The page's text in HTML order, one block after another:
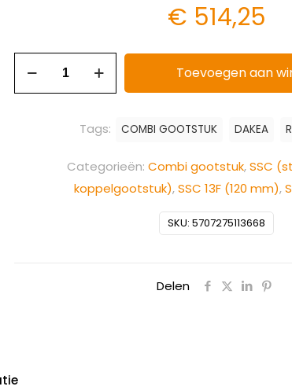
€ 514,25
Toevoegen aan
SKU:5707275113668
Categorieën:Combi gootstuk,SSC
koppelgootstuk),SSC 13F (120 mm),
Tags: COMBI GOOTSTUK DAKEA
Delen